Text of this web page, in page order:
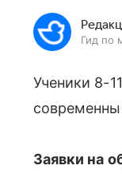
Гид по
Ученики 8-
Заявки на